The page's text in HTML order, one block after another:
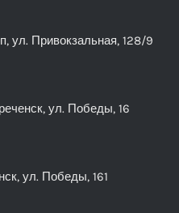
ул. Привокзальная, 128/9
ул. Победы, 16
ул. Победы, 161